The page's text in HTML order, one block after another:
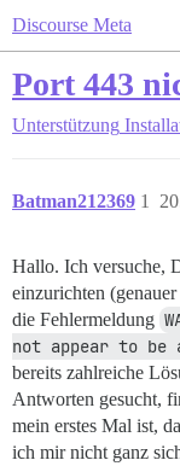
Discourse Meta
Port 443
Unterstützung
Batman212369 1
Hallo. Ich versuche,
einzurichten
die Fehlermeldung
not appear to be
bereits zahlreiche
Antworten gesucht,
mein erstes Mal ist,
ich mir nicht ganz